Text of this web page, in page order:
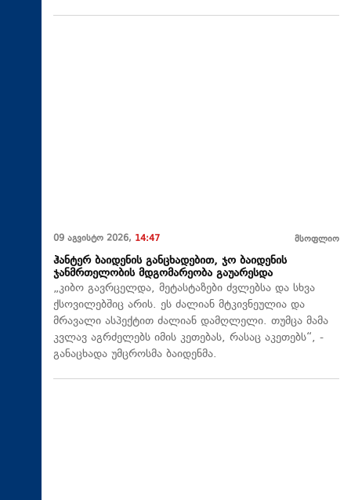
09 აგვისტო 2026, 14:47 მსოფლიო
ჰანტერ ბაიდენის განცხადებით, ჯო ბაიდენის
ჯანმრთელობის მდგომარეობა გაუარესდა
„კიბო გავრცელდა, მეტასტაზები ძვლებსა და სხვა
ქსოვილებშიც არის. ეს ძალიან მტკივნეულია და
მრავალი ასპექტით ძალიან დამღლელი. თუმცა მამა
კვლავ აგრძელებს იმის კეთებას, რასაც აკეთებს“, -
განაცხადა უმცროსმა ბაიდენმა.